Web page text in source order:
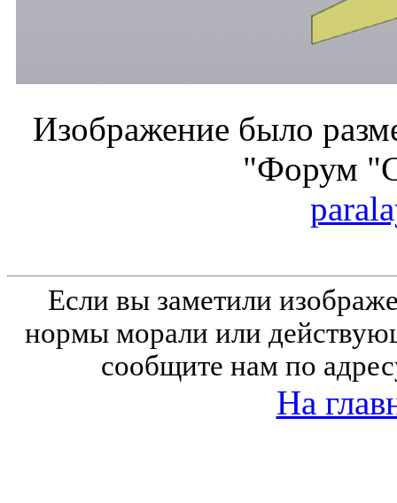
Изображение было
"Форум
Если вы заметили
нормы морали или
сообщите нам по
На